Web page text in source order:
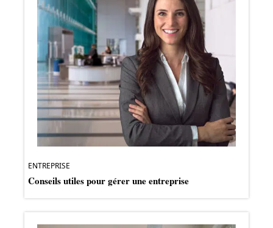
ENTREPRISE
Conseils utiles pour gérer une entreprise